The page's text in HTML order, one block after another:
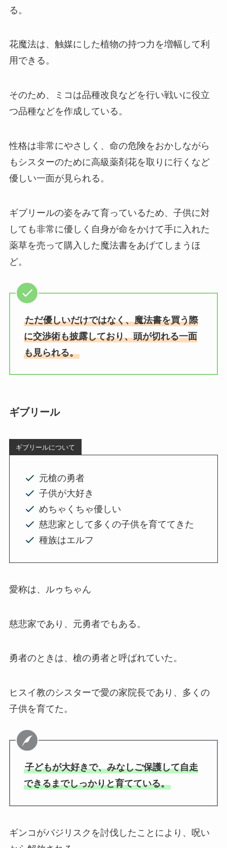
る。
花魔法は、触媒にした植物の持つ力を増幅して利
用できる。
そのため、ミコは品種改良などを行い戦いに役立
つ品種などを作成している。
性格は非常にやさしく、命の危険をおかしながら
もシスターのために高級薬剤花を取りに行くなど
優しい一面が見られる。
ギブリールの姿をみて育っているため、子供に対
しても非常に優しく自身が命をかけて手に入れた
薬草を売って購入した魔法書をあげてしまうほ
ど。
ただ優しいだけではなく、魔法書を買う際
に交渉術も披露しており、頭が切れる一面
も見られる。
ギブリール
ギブリールについて
元槍の勇者
子供が大好き
めちゃくちゃ優しい
慈悲家として多くの子供を育ててきた
種族はエルフ
愛称は、ルゥちゃん
慈悲家であり、元勇者でもある。
勇者のときは、槍の勇者と呼ばれていた。
ヒスイ教のシスターで愛の家院長であり、多くの
子供を育てた。
子どもが大好きで、みなしご保護して自走
できるまでしっかりと育てている。
ギンコがバジリスクを討伐したことにより、呪い